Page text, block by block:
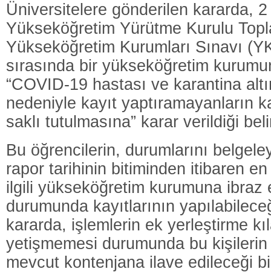
Üniversitelere gönderilen kararda, 2
Yükseköğretim Yürütme Kurulu
Yükseköğretim Kurumları Sınavı
sırasında bir yükseköğretim
“COVID-19 hastası ve karantina
nedeniyle kayıt yaptıramayanların
saklı tutulmasına” karar verildiği
Bu öğrencilerin, durumlarını
rapor tarihinin bitiminden itibaren
ilgili yükseköğretim kurumuna ibraz
durumunda kayıtlarının
kararda, işlemlerin ek yerleştirme
yetişmemesi durumunda bu kişilerin
mevcut kontenjana ilave edileceği